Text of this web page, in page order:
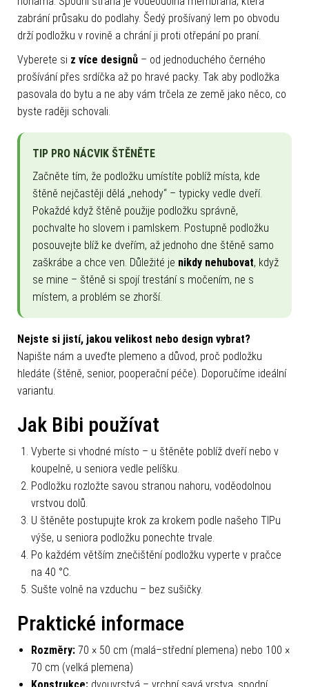
zabrání průsaku do podlahy. Šedý prošívaný lem po obvodu
drží podložku v rovině a chrání ji proti otřepání po praní.
Vyberete si z více designů – od jednoduchého černého
prošívání přes srdíčka až po hravé packy. Tak aby podložka
pasovala do bytu a ne aby vám trčela ze země jako něco, co
byste raději schovali.
TIP PRO NÁCVIK ŠTĚNĚTE
Začněte tím, že podložku umístíte poblíž místa, kde
štěně nejčastěji dělá „nehody“ – typicky vedle dveří.
Pokaždé když štěně použije podložku správně,
pochvalte ho slovem i pamlskem. Postupně podložku
posouvejte blíž ke dveřím, až jednoho dne štěně samo
zaškrábe a chce ven. Důležité je nikdy nehubovat, když
se mine – štěně si spojí trestání s močením, ne s
místem, a problém se zhorší.
Nejste si jistí, jakou velikost nebo design vybrat?
Napište nám a uveďte plemeno a důvod, proč podložku
hledáte (štěně, senior, pooperační péče). Doporučíme ideální
variantu.
Jak Bibi používat
Vyberte si vhodné místo – u štěněte poblíž dveří nebo v
koupelně, u seniora vedle pelíšku.
Podložku rozložte savou stranou nahoru, voděodolnou
vrstvou dolů.
U štěněte postupujte krok za krokem podle našeho TIPu
výše, u seniora podložku ponechte trvale.
Po každém větším znečištění podložku vyperte v pračce
na 40 °C.
Sušte volně na vzduchu – bez sušičky.
Praktické informace
Rozměry: 70 × 50 cm (malá–střední plemena) nebo 100 ×
70 cm (velká plemena)